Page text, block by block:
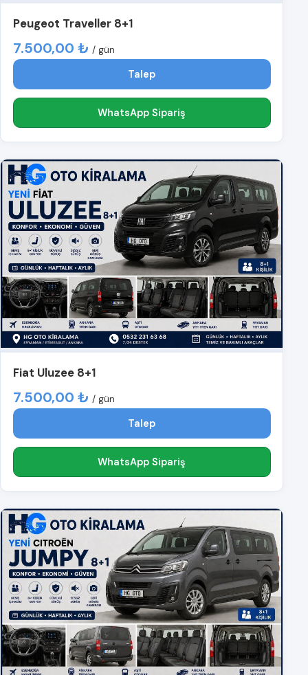
Peugeot Traveller 8+1
7.500,00 ₺ / gün
Talep
WhatsApp Sipariş
Fiat Uluzee 8+1
7.500,00 ₺ / gün
Talep
WhatsApp Sipariş